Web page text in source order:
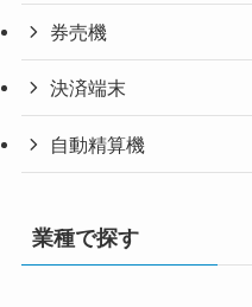
券売機
決済端末
自動精算機
業種で探す